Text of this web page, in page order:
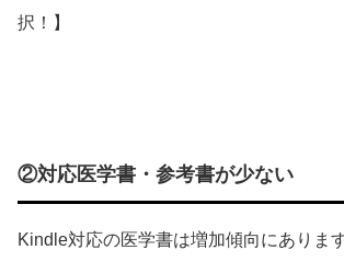
択！】
②対応医学書・参考書が少ない
Kindle対応の医学書は増加傾向にありま